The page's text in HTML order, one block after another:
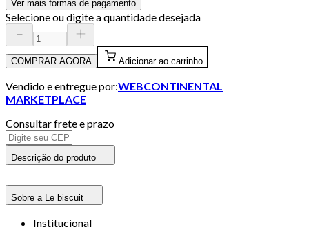
Ver mais formas de pagamento
Selecione ou digite a quantidade desejada
COMPRAR AGORA Adicionar ao carrinho
Vendido e entregue por:WEBCONTINENTAL
MARKETPLACE
Consultar frete e prazo
Descrição do produto
Sobre a Le biscuit
Institucional